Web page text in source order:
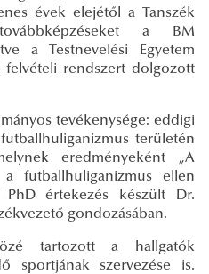
évek elejétől a Tanszék
a BM
a Testnevelési Egyetem
felvételi rendszert dolgozott
tevékenysége: eddigi
területén
eredményeként „A
futballhuliganizmus ellen
PhD értekezés készült Dr.
gondozásában.
tartozott a hallgatók
sportjának szervezése is.